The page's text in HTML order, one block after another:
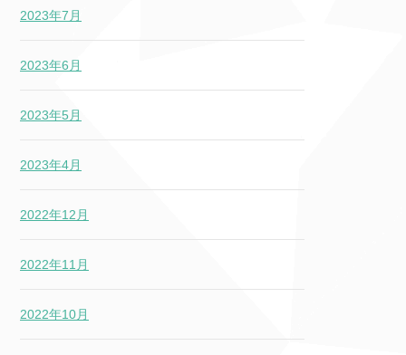
2023年7月
2023年6月
2023年5月
2023年4月
2022年12月
2022年11月
2022年10月